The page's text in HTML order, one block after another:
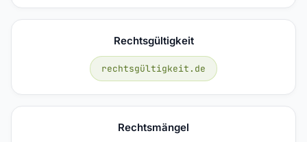
Rechtsgültigkeit
rechtsgültigkeit.de
Rechtsmängel